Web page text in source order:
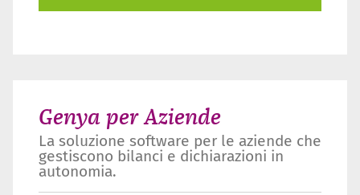
Genya per Aziende
La soluzione software per le aziende che
gestiscono bilanci e dichiarazioni in
autonomia.